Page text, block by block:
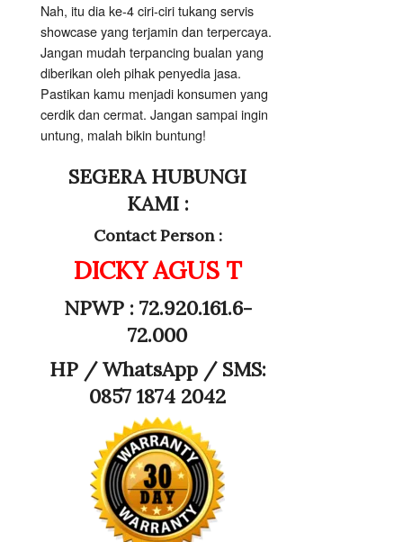
Nah, itu dia ke-4 ciri-ciri tukang servis
showcase yang terjamin dan terpercaya.
Jangan mudah terpancing bualan yang
diberikan oleh pihak penyedia jasa.
Pastikan kamu menjadi konsumen yang
cerdik dan cermat. Jangan sampai ingin
untung, malah bikin buntung!
SEGERA HUBUNGI
KAMI :
Contact Person :
DICKY AGUS T
NPWP : 72.920.161.6-
72.000
HP /WhatsApp / SMS:
0857 1874 2042